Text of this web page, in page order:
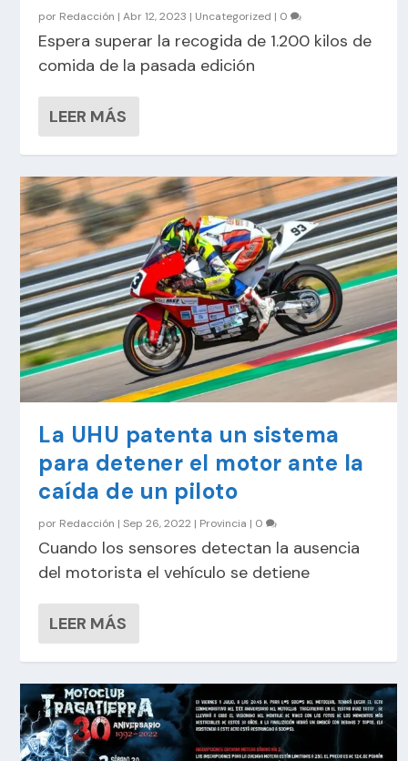
por Redacción |Abr 12, 2023 | Uncategorized | 0
Espera superar la recogida de 1.200 kilos de
comida de la pasada edición
LEER MÁS
La UHU patenta un sistema
para detener el motor ante la
caída de un piloto
por Redacción |Sep 26, 2022 | Provincia | 0
Cuando los sensores detectan la ausencia
del motorista el vehículo se detiene
LEER MÁS